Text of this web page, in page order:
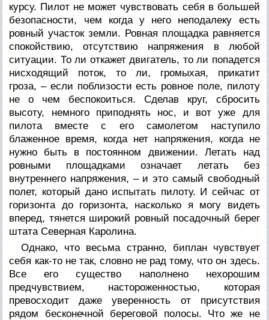
курсу. Пилот не может чувствовать себя в большей
безопасности, чем когда у него неподалеку есть
ровный участок земли. Ровная площадка равняется
спокойствию, отсутствию напряжения в любой
ситуации. То ли откажет двигатель, то ли попадется
нисходящий поток, то ли, громыхая, прикатит
гроза, – если поблизости есть ровное поле, пилоту
не о чем беспокоиться. Сделав круг, сбросить
высоту, немного приподнять нос, и вот уже для
пилота вместе с его самолетом наступило
блаженное время, когда нет напряжения, когда не
нужно быть в постоянном движении. Летать над
ровными площадками означает летать без
внутреннего напряжения, – и это самый свободный
полет, который дано испытать пилоту. И сейчас от
горизонта до горизонта, насколько я могу видеть
вперед, тянется широкий ровный посадочный берег
штата Северная Каролина.
Однако, что весьма странно, биплан чувствует
себя как-то не так, словно не рад тому, что он здесь.
Все его существо наполнено нехорошим
предчувствием, настороженностью, которая
превосходит даже уверенность от присутствия
рядом бесконечной береговой полосы. Что же не